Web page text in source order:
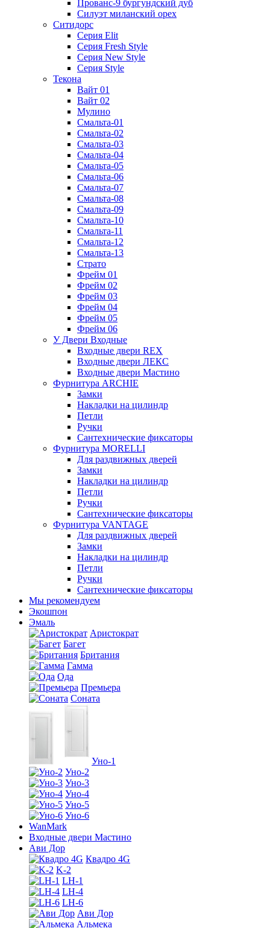
Прованс-9 бургундский дуб
Силуэт миланский орех
Ситидорс
Серия Elit
Серия Fresh Style
Серия New Style
Серия Style
Текона
Вайт 01
Вайт 02
Мулино
Смальта-01
Смальта-02
Смальта-03
Смальта-04
Смальта-05
Смальта-06
Смальта-07
Смальта-08
Смальта-09
Смальта-10
Смальта-11
Смальта-12
Смальта-13
Страто
Фрейм 01
Фрейм 02
Фрейм 03
Фрейм 04
Фрейм 05
Фрейм 06
У Двери Входные
Входные двери REX
Входные двери ЛЕКС
Входные двери Мастино
Фурнитура ARCHIE
Замки
Накладки на цилиндр
Петли
Ручки
Сантехнические фиксаторы
Фурнитура MORELLI
Для раздвижных дверей
Замки
Накладки на цилиндр
Петли
Ручки
Сантехнические фиксаторы
Фурнитура VANTAGE
Для раздвижных дверей
Замки
Накладки на цилиндр
Петли
Ручки
Сантехнические фиксаторы
Мы рекомендуем
Экошпон
Эмаль
Аристократ
Багет
Британия
Гамма
Ода
Премьера
Соната
Уно-1
Уно-2
Уно-3
Уно-4
Уно-5
Уно-6
WanMark
Входные двери Мастино
Ави Дор
Квадро 4G
K-2
LH-1
LH-4
LH-6
Ави Дор
Альмека